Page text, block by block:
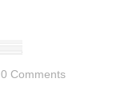
0 Comments